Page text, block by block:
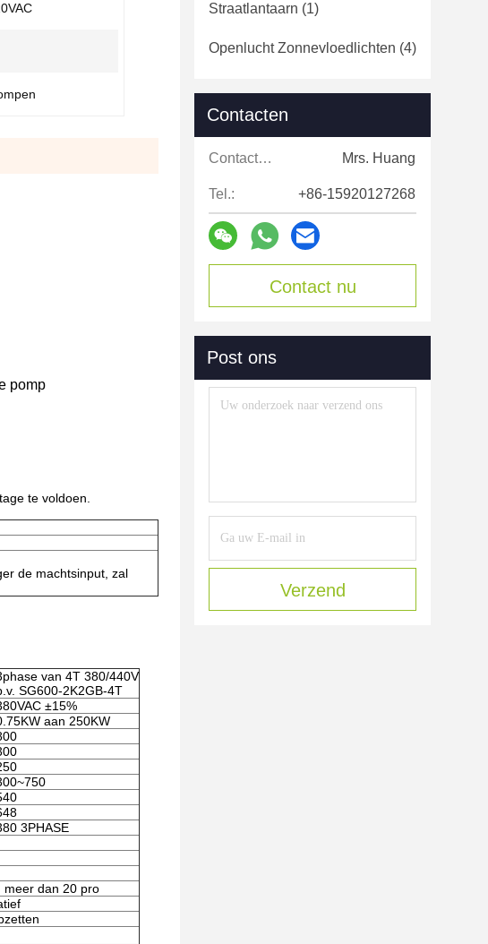
pomp
te voldoen.
de machtsinput, zal
van 4T 380/440V
SG600-2K2GB-4T
±15%
aan 250KW
3PHASE
dan 20 pro
Straatlantaarn (1)
Openlucht Zonnevloedlichten (4)
Contacten
Contacten: Mrs. Huang
Tel.: +86-15920127268
Contact nu
Post ons
Verzend